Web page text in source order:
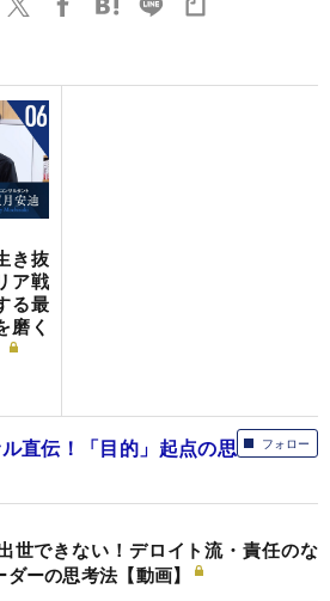
き抜
ア戦
る最
磨く
フォロー
直伝！「目的」起点の思
世できない！デロイト流・責任のな
ーの思考法【動画】